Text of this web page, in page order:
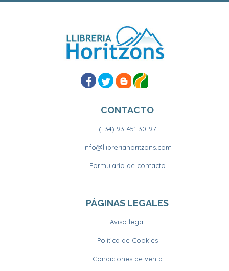
CONTACTO
(+34) 93-451-30-97
info@llibreriahoritzons.com
Formulario de contacto
PÁGINAS LEGALES
Aviso legal
Política de Cookies
Condiciones de venta